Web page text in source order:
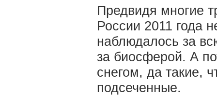
Предвидя многие
России 2011 года
наблюдалось за
за биосферой. А
снегом, да такие,
подсеченные.